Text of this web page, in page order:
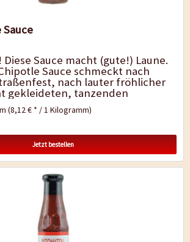
Diese Sauce macht (gute!) Laune.
Sauce schmeckt nach
nach lauter fröhlicher
gekleideten, tanzenden
Luft liegen...
(8,12 € * / 1 Kilogramm)
Jetzt bestellen